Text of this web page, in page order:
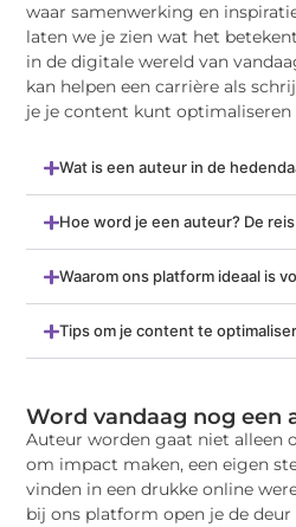
waar samenwerking en
laten we je zien wat het
in de digitale wereld van
kan helpen een carrière als
je je content kunt
Wat is een auteur in de
Hoe word je een auteur? De
Waarom ons platform ideaal is
Tips om je content te
Word vandaag nog een
Auteur worden gaat niet alleen
om impact maken, een eigen
vinden in een drukke online
bij ons platform open je de deur